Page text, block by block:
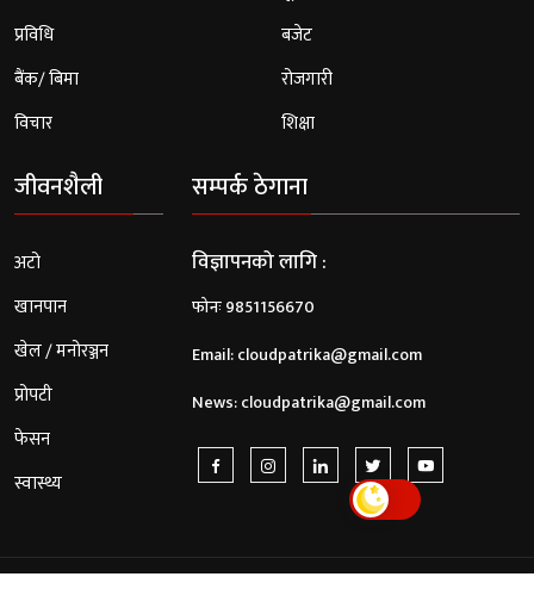
प्रविधि
बैंक/ बिमा
विचार
बजेट
रोजगारी
शिक्षा
जीवनशैली
अटो
खानपान
खेल / मनोरञ्जन
प्रोपटी
फेसन
स्वास्थ्य
सम्पर्क ठेगाना
विज्ञापनको लागि :
फोनः 9851156670
Email:cloudpatrika@gmail.com
News:cloudpatrika@gmail.com